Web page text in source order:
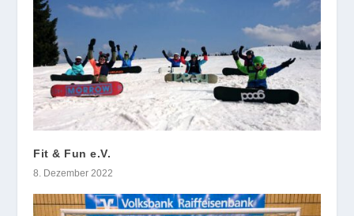
Fit & Fun e.V.
8. Dezember 2022